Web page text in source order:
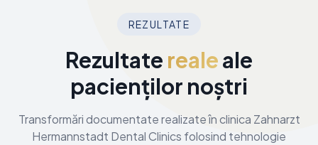
REZULTATE
Rezultate realeale
pacienților noștri
Transformări documentate realizate în clinica Zahnarzt
Hermannstadt Dental Clinics folosind tehnologie